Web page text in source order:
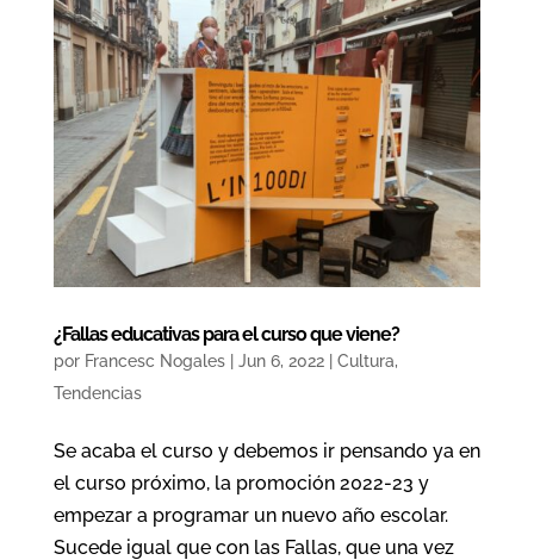
¿Fallas educativas para el curso que viene?
por Francesc Nogales| Jun 6, 2022| Cultura,
Tendencias
Se acaba el curso y debemos ir pensando ya en
el curso próximo, la promoción 2022-23 y
empezar a programar un nuevo año escolar.
Sucede igual que con las Fallas, que una vez